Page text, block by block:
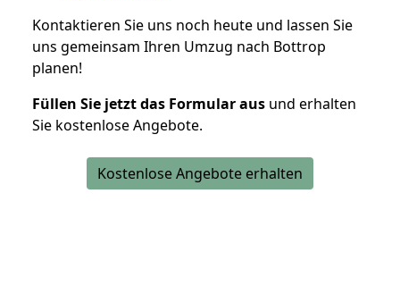
Kontaktieren Sie uns noch heute und lassen Sie
uns gemeinsam Ihren Umzug nach Bottrop
planen!
Füllen Sie jetzt das Formular aus und erhalten
Sie kostenlose Angebote.
Kostenlose Angebote erhalten